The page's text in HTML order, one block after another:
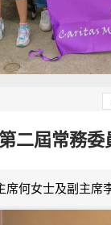
二屆常務
席何女士及副主席